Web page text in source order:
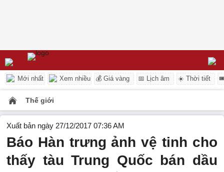
Mới nhất Xem nhiều 💰 Giá vàng 📅 Lịch âm ☀️ Thời tiết
Thế giới
Xuất bản ngày 27/12/2017 07:36 AM
Báo Hàn trưng ảnh vệ tinh cho
thấy tàu Trung Quốc bán dầu